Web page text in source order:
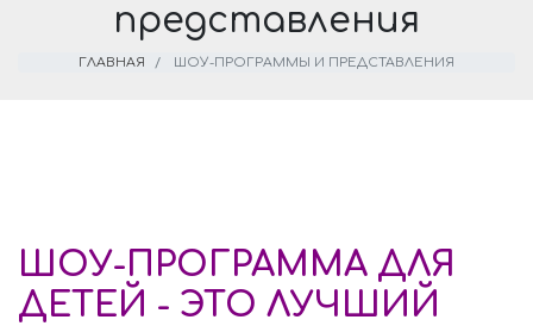
представления
ГЛАВНАЯ ШОУ-ПРОГРАММЫ И ПРЕДСТАВЛЕНИЯ
ШОУ-ПРОГРАММА ДЛЯ
ДЕТЕЙ - ЭТО ЛУЧШИЙ